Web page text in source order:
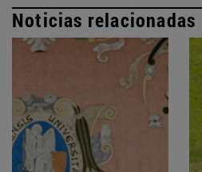
Noticias relacionadas